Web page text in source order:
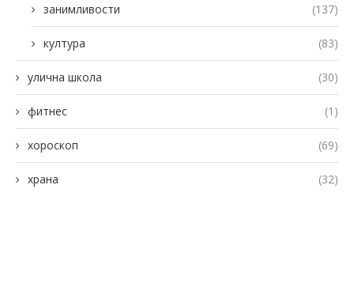
занимливости (137)
култура (83)
улична школа (30)
фитнес (1)
хороскоп (69)
храна (32)